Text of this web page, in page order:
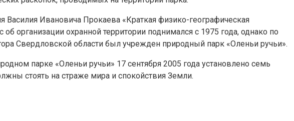
Ивановича Прокаева «Краткая физико-географическая
организации охранной территории поднимался с 1975 года, однако по
Свердловской области был учрежден природный парк «Оленьи ручьи».
парке «Оленьи ручьи» 17 сентября 2005 года установлено семь
стоять на страже мира и спокойствия Земли.